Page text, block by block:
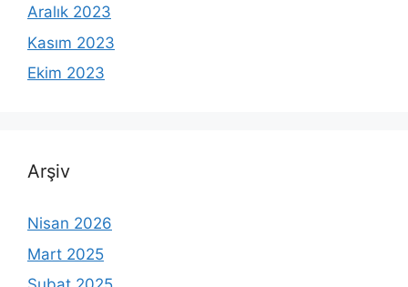
Aralık 2023
Kasım 2023
Ekim 2023
Arşiv
Nisan 2026
Mart 2025